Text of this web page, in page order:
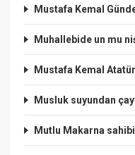
Mustafa Kemal
Muhallebide un mu
Mustafa Kemal
Musluk suyundan çay
Mutlu Makarna